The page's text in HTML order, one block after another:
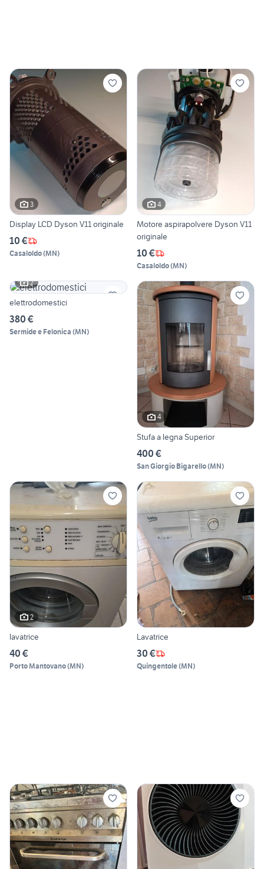
3
Display LCD Dyson V11 originale
10 €
Casaloldo(MN)
4
Motore aspirapolvere Dyson V11
originale
10 €
Casaloldo(MN)
2
elettrodomestici
380 €
Sermide e Felonica (MN)
4
Stufa a legna Superior
400 €
San Giorgio Bigarello(MN)
2
lavatrice
40 €
Porto Mantovano(MN)
Lavatrice
30 €
Quingentole(MN)